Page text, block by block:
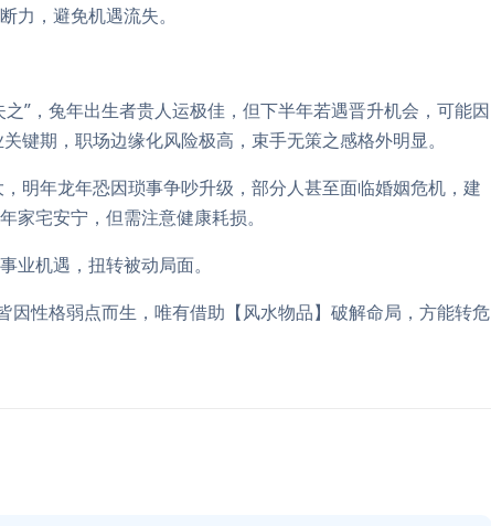
力，避免机遇流失。
”，兔年出生者贵人运极佳，但下半年若遇晋升机会，可能因
键期，职场边缘化风险极高，束手无策之感格外明显。
明年龙年恐因琐事争吵升级，部分人甚至面临婚姻危机，建
家宅安宁，但需注意健康耗损。
业机遇，扭转被动局面。
因性格弱点而生，唯有借助【风水物品】破解命局，方能转危